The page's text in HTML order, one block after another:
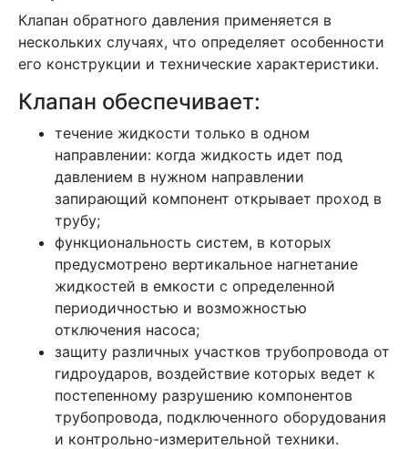
Клапан обратного давления применяется в
нескольких случаях, что определяет особенности
его конструкции и технические характеристики.
Клапан обеспечивает:
течение жидкости только в одном
направлении: когда жидкость идет под
давлением в нужном направлении
запирающий компонент открывает проход в
трубу;
функциональность систем, в которых
предусмотрено вертикальное нагнетание
жидкостей в емкости с определенной
периодичностью и возможностью
отключения насоса;
защиту различных участков трубопровода от
гидроударов, воздействие которых ведет к
постепенному разрушению компонентов
трубопровода, подключенного оборудования
и контрольно-измерительной техники.